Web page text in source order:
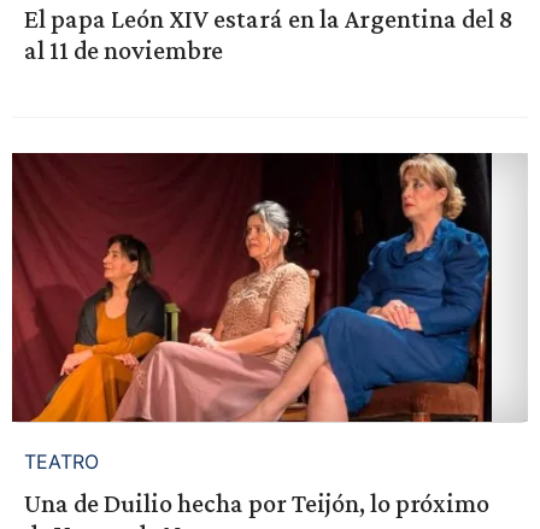
El papa León XIV estará en la Argentina del 8
al 11 de noviembre
TEATRO
Una de Duilio hecha por Teijón, lo próximo